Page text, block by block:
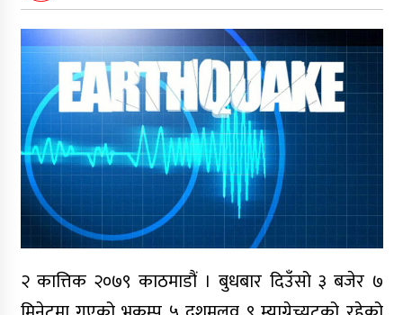
मानवबेचविखन रोक्न तयार पार्ने आगामी
कार्ययोजनाबारे राजापुरमा छलफल
बालबालिकालाई सुरक्षित, समावेशी र
सहयोगी सिकाइ वातावरण सुनिश्चित गर्ने
प्रतिवद्धता
बालबालिका, किशोरकिशोरी र युवाको
सुरक्षित भविष्यकालागि संयुक्त
व्यवस्थापन बैठक
भेरी अस्पतालको १३६औँ वार्षिकोत्सवको
तयारी पूरा
२ कात्तिक २०७९ काठमाडौं । बुधबार दिउँसो ३ बजेर ७